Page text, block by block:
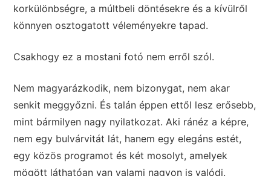
korkülönbségre, a múltbeli döntésekre és a kívülről
könnyen osztogatott véleményekre tapad.
Csakhogy ez a mostani fotó nem erről szól.
Nem magyarázkodik, nem bizonygat, nem akar
senkit meggyőzni. És talán éppen ettől lesz erősebb,
mint bármilyen nagy nyilatkozat. Aki ránéz a képre,
nem egy bulvárvitát lát, hanem egy elegáns estét,
egy közös programot és két mosolyt, amelyek
mögött láthatóan van valami nagyon is valódi.